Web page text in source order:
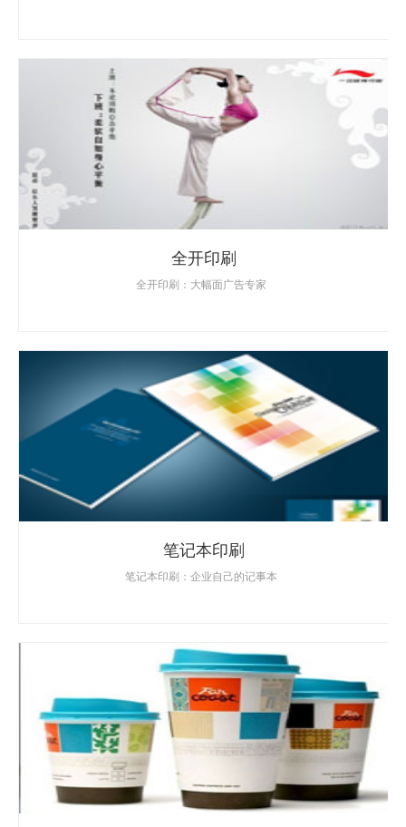
全开印刷
全开印刷：大幅面广告专家
笔记本印刷
笔记本印刷：企业自己的记事本